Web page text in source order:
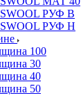
РУФ В
РУФ Н
100
30
40
50